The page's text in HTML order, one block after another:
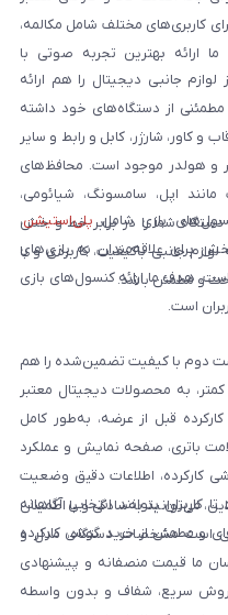
کاربری‌های مختلف شامل مکالمه،
ارائه بهترین تجربه صوتی با
جانبی دیجیتال را هم ارائه
مطمئنی از دستگاه‌های خود داشته
و کاور، شارژر، کابل و رابط و سایر
و هولدر موجود است. محافظ‌های
اپل، سامسونگ، شیائومی،
شما را در برابر خط و خش
جانبی باکیفیت، کاربردی و با
و مطمئن باشد.
بازی شامل پلی‌استیشن،
برای علاقه‌مندان به بازی‌های
هدف ما ارائه کنسول‌های بازی
است.
دوم با کیفیت تضمین‌شده را هم
کمتر، به محصولات دیجیتال معتبر
قبل از عرضه، به‌طور کامل
باتری، صفحه نمایش و عملکرد
کارکرده، اطلاعات دقیق وضعیت
بتوانند انتخابی آگاهانه
و مطمئن از خرید گوشی کارکرده
می‌توانید به‌سادگی و با اطمینان
است مشخصات دستگاه، مدل و
ما قیمت منصفانه و پیشنهادی
فروش سریع، شفاف و بدون واسطه